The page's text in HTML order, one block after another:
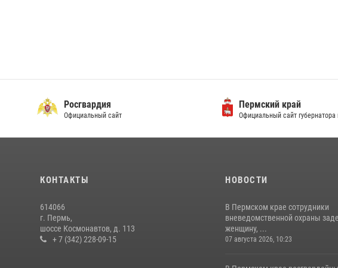
Росгвардия
Официальный сайт
Пермский край
Официальный сайт губернатора
КОНТАКТЫ
614066
г. Пермь,
шоссе Космонавтов, д. 113
+ 7 (342) 228-09-15
НОВОСТИ
В Пермском крае сотрудники
вневедомственной охраны
женщину, ...
07 августа 2026, 10:23